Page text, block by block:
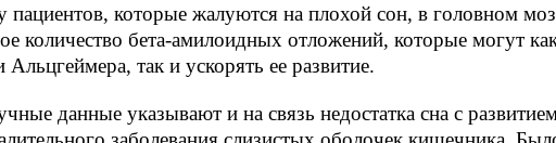
которые жалуются на плохой сон, в головном
количество бета-амилоидных отложений, которые могут
так и ускорять ее развитие.
данные указывают и на связь недостатка сна с